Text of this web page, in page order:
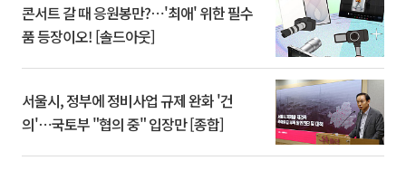
콘서트 갈 때 응원봉만?⋯'최애' 위한 필수
품 등장이오! [솔드아웃]
서울시, 정부에 정비사업 규제 완화 '건
의'⋯국토부 "협의 중" 입장만 [종합]